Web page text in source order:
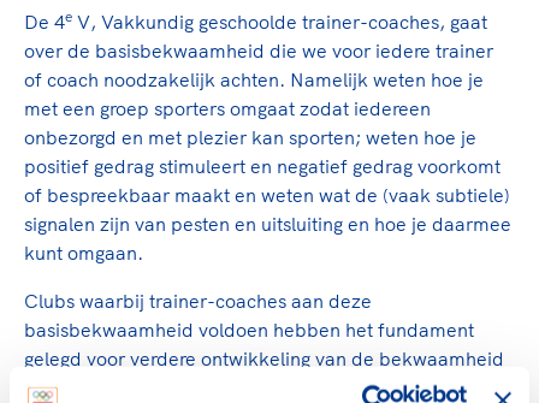
genieten van de karatewedstrijd van je dochter,
de halve marathon van je moeder of de
hockeywedstrijd van je buurjongen.
Lees verder
sportomgeving
Voor welk gedrag staat de club? Wat mag wel
langs de lijn, in de kleedkamer, kantine en online?
En wat mag vooral niet? Een gedragscode geeft
hier richting aan en is dus een belangrijk
onderdeel van het clubbeleid rondom gewenst en
ongewenst gedrag.
binnen TeamNL programma's: experts, coaches,
bestuurders, (technisch) directeuren, managers en
toekomstig kader.
Lees verder
De 4e V, Vakkundig geschoolde trainer-coaches, gaat
over de basisbekwaamheid die we voor iedere trainer
of coach noodzakelijk achten. Namelijk weten hoe je
met een groep sporters omgaat zodat iedereen
onbezorgd en met plezier kan sporten; weten hoe je
positief gedrag stimuleert en negatief gedrag voorkomt
of bespreekbaar maakt en weten wat de (vaak subtiele)
signalen zijn van pesten en uitsluiting en hoe je daarmee
kunt omgaan.
Clubs waarbij trainer-coaches aan deze
basisbekwaamheid voldoen hebben het fundament
gelegd voor verdere ontwikkeling van de bekwaamheid
van het kader. De volgende stap is het uitnodigen van